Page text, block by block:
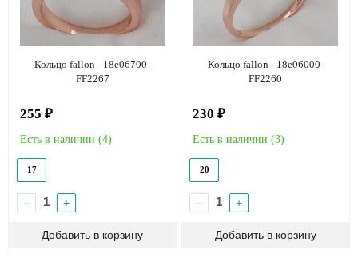
Кольцо fallon - 18e06700-
FF2267
255 ₽
Есть в наличии (4)
17
− +
Кольцо fallon - 18e06000-
FF2260
230 ₽
Есть в наличии (3)
20
− +